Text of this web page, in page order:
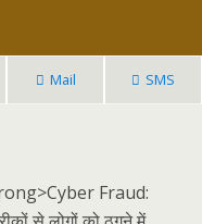
Mail SMS
Fraud: